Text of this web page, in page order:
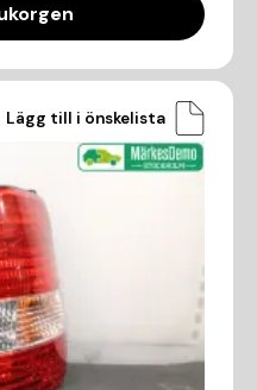
Lägg till i önskelista